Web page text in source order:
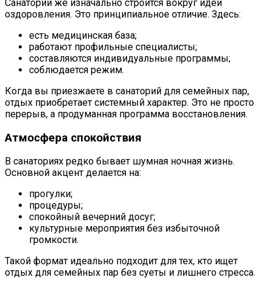
Санаторий же изначально строится вокруг идеи
оздоровления. Это принципиальное отличие. Здесь:
есть медицинская база;
работают профильные специалисты;
составляются индивидуальные программы;
соблюдается режим.
Когда вы приезжаете в санаторий для семейных пар,
отдых приобретает системный характер. Это не просто
перерыв, а продуманная программа восстановления.
Атмосфера спокойствия
В санаториях редко бывает шумная ночная жизнь.
Основной акцент делается на:
прогулки;
процедуры;
спокойный вечерний досуг;
культурные мероприятия без избыточной
громкости.
Такой формат идеально подходит для тех, кто ищет
отдых для семейных пар без суеты и лишнего стресса.